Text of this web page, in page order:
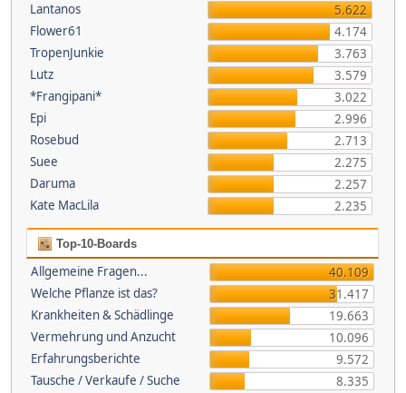
Lantanos
5.622
Flower61
4.174
TropenJunkie
3.763
Lutz
3.579
*Frangipani*
3.022
Epi
2.996
Rosebud
2.713
Suee
2.275
Daruma
2.257
Kate MacLila
2.235
Top-10-Boards
Allgemeine Fragen...
40.109
Welche Pflanze ist das?
31.417
Krankheiten & Schädlinge
19.663
Vermehrung und Anzucht
10.096
Erfahrungsberichte
9.572
Tausche / Verkaufe / Suche
8.335